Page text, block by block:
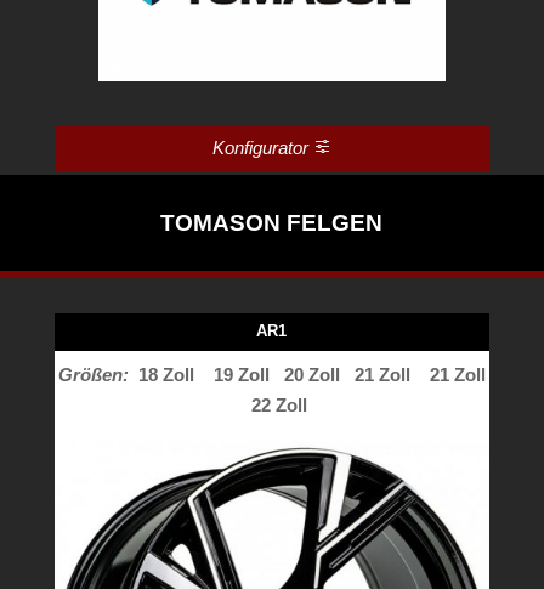
Konfigurator
TOMASON FELGEN
AR1
Größen: 18 Zoll 19 Zoll
20 Zoll 21 Zoll 21 Zoll
22 Zoll